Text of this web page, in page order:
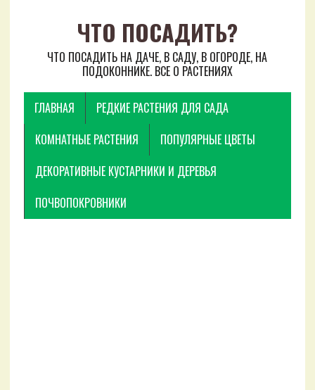
ЧТО ПОСАДИТЬ?
ЧТО ПОСАДИТЬ НА ДАЧЕ, В САДУ, В ОГОРОДЕ, НА
ПОДОКОННИКЕ. ВСЕ О РАСТЕНИЯХ
ГЛАВНАЯ
РЕДКИЕ РАСТЕНИЯ ДЛЯ САДА
КОМНАТНЫЕ РАСТЕНИЯ
ПОПУЛЯРНЫЕ ЦВЕТЫ
ДЕКОРАТИВНЫЕ КУСТАРНИКИ И ДЕРЕВЬЯ
ПОЧВОПОКРОВНИКИ